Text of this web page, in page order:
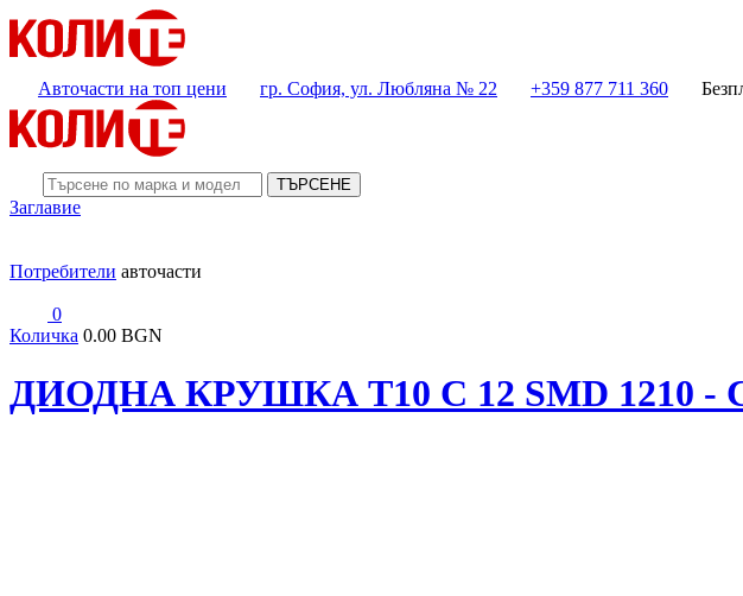
Авточасти на топ цени гр. София, ул. Любляна № 22 +359 877 711 360
ТЪРСЕНЕ
Заглавие
Потребители авточасти
0
Количка 0.00 BGN
ДИОДНА КРУШКА Т10 С 12 SMD 1210 -